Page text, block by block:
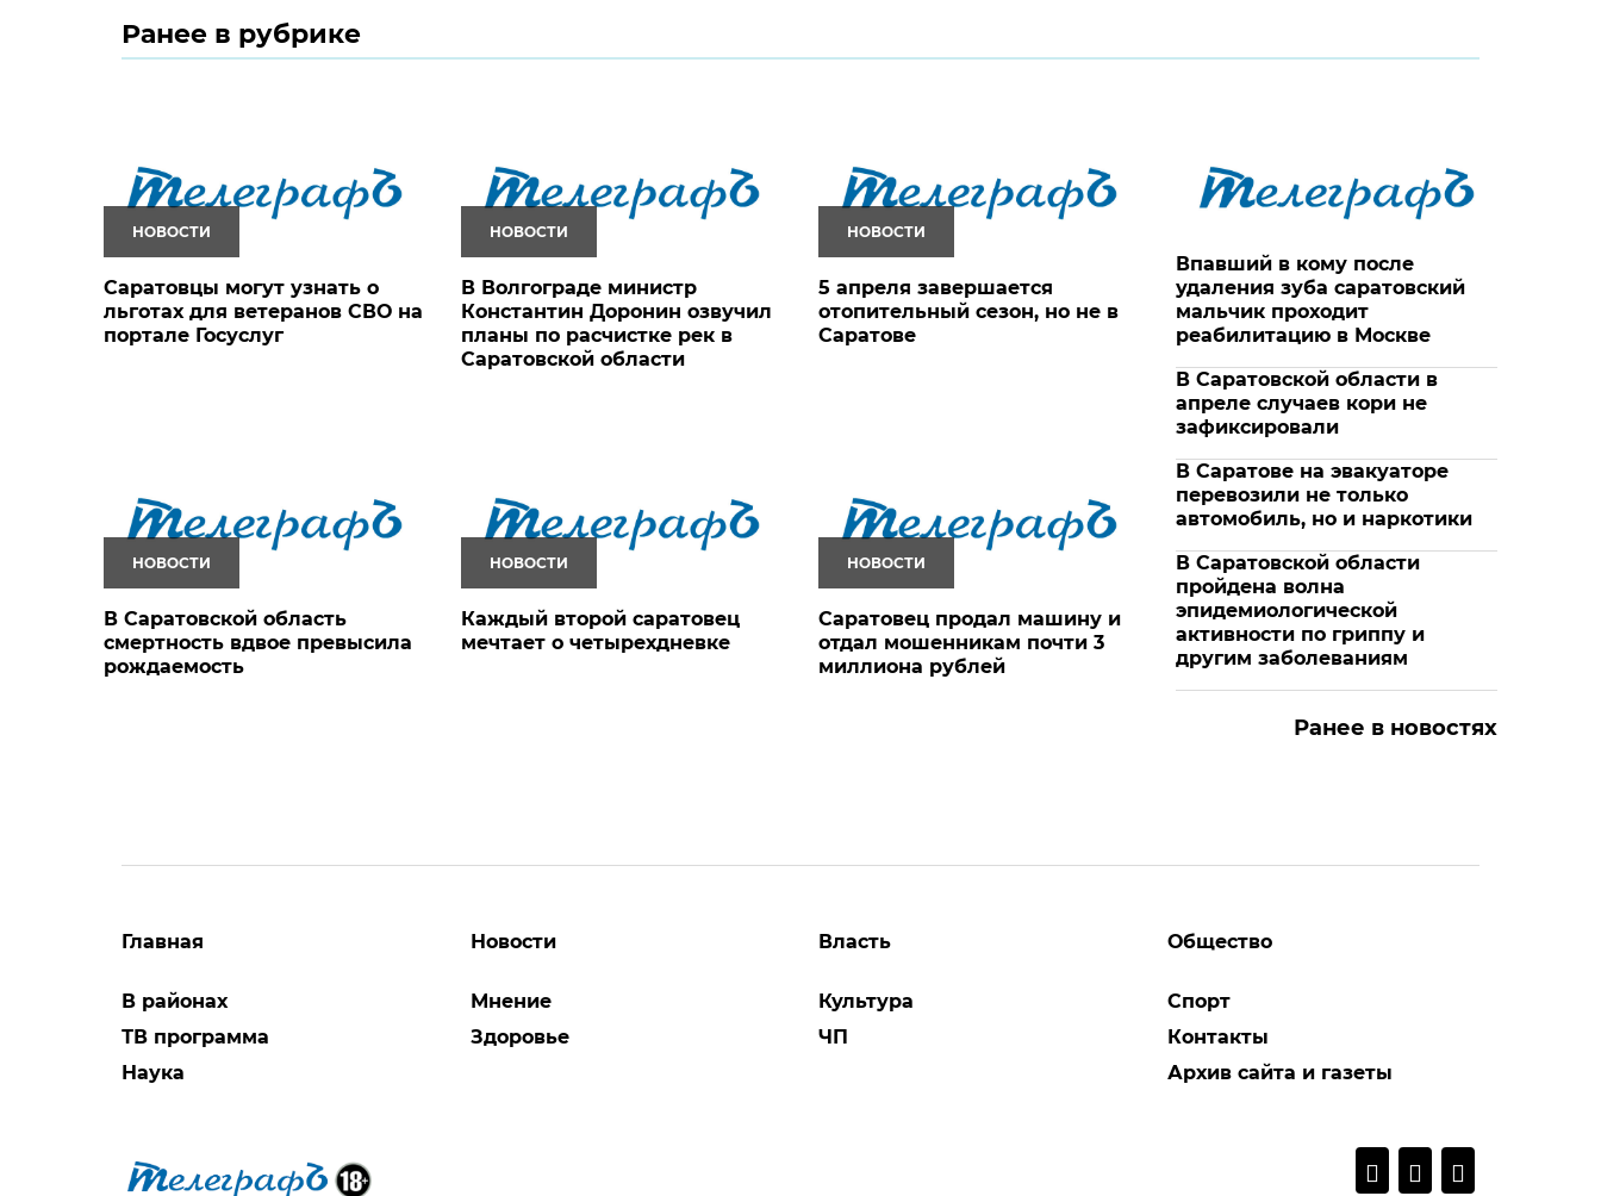
Ранее в рубрике
НОВОСТИ
Саратовцы могут узнать о
льготах для ветеранов СВО на
портале Госуслуг
НОВОСТИ
В Волгограде министр
Константин Доронин озвучил
планы по расчистке рек в
Саратовской области
НОВОСТИ
5 апреля завершается
отопительный сезон, но не в
Саратове
НОВОСТИ
В Саратовской область
смертность вдвое превысила
рождаемость
НОВОСТИ
Каждый второй саратовец
мечтает о четырехдневке
НОВОСТИ
Саратовец продал машину и
отдал мошенникам почти 3
миллиона рублей
Впавший в кому после
удаления зуба саратовский
мальчик проходит
реабилитацию в Москве
В Саратовской области в
апреле случаев кори не
зафиксировали
В Саратове на эвакуаторе
перевозили не только
автомобиль, но и наркотики
В Саратовской области
пройдена волна
эпидемиологической
активности по гриппу и
другим заболеваниям
Ранее в новостях
Главная
В районах
ТВ программа
Наука
Новости
Мнение
Здоровье
Власть
Культура
ЧП
Общество
Спорт
Контакты
Архив сайта и газеты